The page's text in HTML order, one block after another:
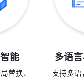
能
替换、
多语
支持多语